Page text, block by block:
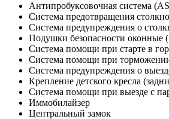
Антипробуксовочная система
Система предотвращения
Система предупреждения о
Подушки безопасности оконные
Система помощи при старте в
Система помощи при
Система предупреждения о
Крепление детского кресла
Система помощи при выезде с
Иммобилайзер
Центральный замок